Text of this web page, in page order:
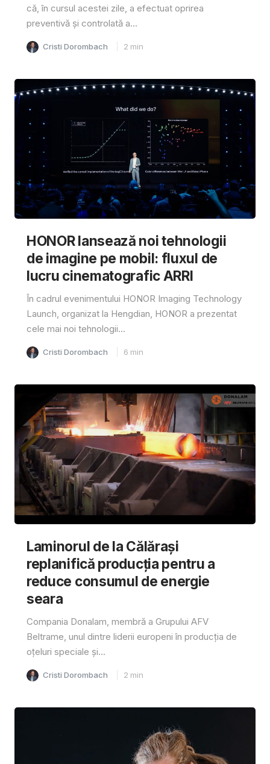
că, în cursul acestei zile, a efectuat oprirea
preventivă și controlată a...
Cristi Dorombach 2 min
HONOR lansează noi tehnologii
de imagine pe mobil: fluxul de
lucru cinematografic ARRI
În cadrul evenimentului HONOR Imaging Technology
Launch, organizat la Hengdian, HONOR a prezentat
cele mai noi tehnologii...
Cristi Dorombach 6 min
Laminorul de la Călărași
replanifică producția pentru a
reduce consumul de energie
seara
Compania Donalam, membră a Grupului AFV
Beltrame, unul dintre liderii europeni în producția de
oțeluri speciale și...
Cristi Dorombach 2 min